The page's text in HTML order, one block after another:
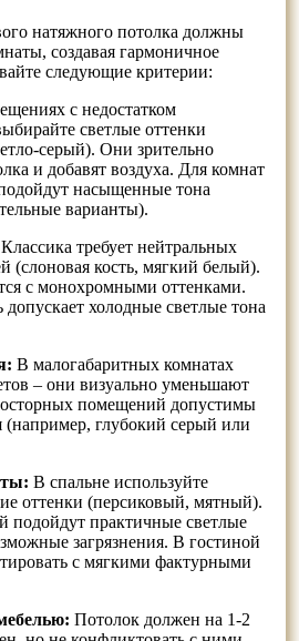
натяжного потолка должны
создавая гармоничное
следующие критерии:
с недостатком
светлые оттенки
серый). Они зрительно
и добавят воздуха. Для комнат
насыщенные тона
варианты).
Классика требует нейтральных
(слоновая кость, мягкий белый).
с монохромными оттенками.
холодные светлые тона
В малогабаритных комнатах
– они визуально уменьшают
помещений допустимы
(например, глубокий серый или
В спальне используйте
оттенки (персиковый, мятный).
подойдут практичные светлые
загрязнения. В гостиной
с мягкими фактурными
Потолок должен на 1-2